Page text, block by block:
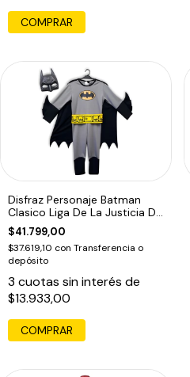
COMPRAR
Disfraz Personaje Batman
Clasico Liga De La Justicia Dc
1666
$41.799,00
$37.619,10 con Transferencia o
depósito
3 cuotas sin interés de
$13.933,00
COMPRAR